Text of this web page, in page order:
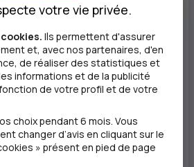
Nord Europe en 1998
général adjoint chargé du
puis nommé en
délégué,
est depuis 2006 directeur
Mutuel Nord Europe,
votre vie privée.
Ils permettent d'assurer
et, avec nos partenaires, d'en
de réaliser des statistiques et
informations et de la publicité
de votre profil et de votre
choix pendant 6 mois. Vous
changer d’avis en cliquant sur le
» présent en pied de page